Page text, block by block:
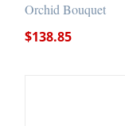
Orchid Bouquet
$138.85